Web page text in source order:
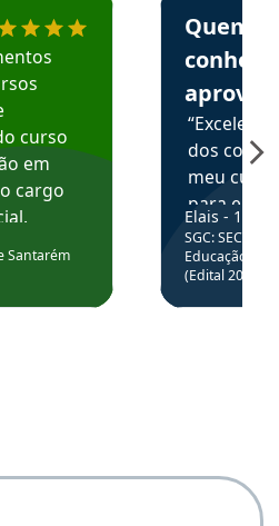
curso
em
cargo
na
Santarém
Quem
aprova
dos
meu
para
colocar
através
de
Elais - 15/
SGC: SEC BA
Educação
(Edital